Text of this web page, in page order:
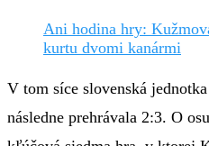
Ani hodina hry:
kurtu dvomi kanármi
V tom síce slovenská
následne prehrávala 2:3. O